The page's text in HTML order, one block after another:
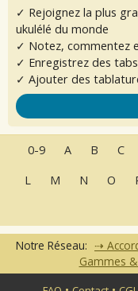
✓ Rejoignez la plus
ukulélé du monde
✓ Notez, commentez
✓ Enregistrez des
✓ Ajouter des
0-9 A B C
L
M N O
Notre Réseau:
Gammes